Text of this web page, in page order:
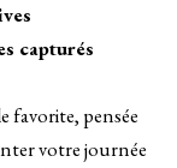
capturés
favorite, pensée
votre journée